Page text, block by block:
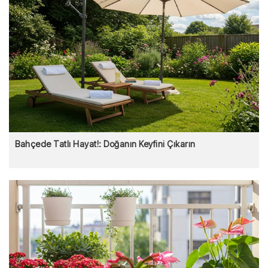
Bahçede Tatlı Hayat!: Doğanın Keyfini Çıkarın